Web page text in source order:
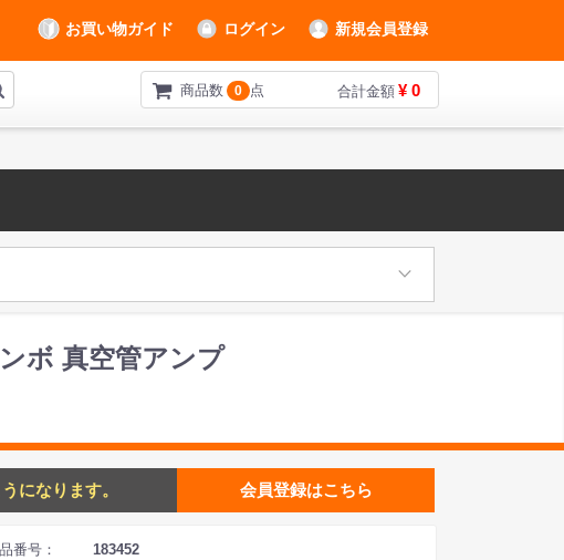
お買い物ガイド ログイン 新規会員登録
商品数 0 点 合計金額 ¥ 0
ボ 真空管アンプ
になります。 会員登録はこちら
番号： 183452